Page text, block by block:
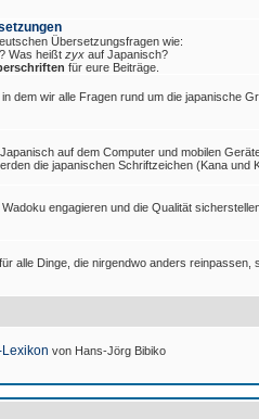
Übersetzungsfragen wie:
Was heißt zyx auf Japanisch?
für eure Beiträge.
dem wir alle Fragen rund um die japanische
auf dem Computer und mobilen
die japanischen Schriftzeichen (Kana und
engagieren und die Qualität
alle Dinge, die nirgendwo anders reinpassen,
von Hans-Jörg Bibiko